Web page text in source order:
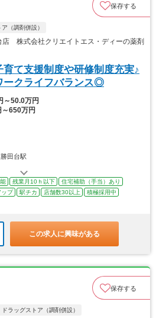
保存する
（調剤併設）
株式会社クリエイトエス・ディーの薬剤
育て支援制度や研修制度充実♪
ークライフバランス◎
～50.0万円
～650万円
田台駅
残業月10ｈ以下
住宅補助（手当）あり
ップ 駅チカ 店舗数30以上
積極採用中
この求人に興味がある
保存する
ドラッグストア（調剤併設）